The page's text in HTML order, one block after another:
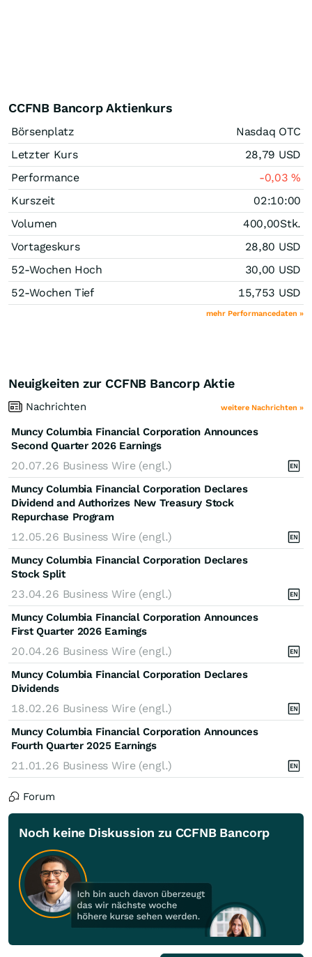
CCFNB Bancorp Aktienkurs
Börsenplatz
Nasdaq OTC
Letzter Kurs
28,79 USD
Performance
-0,03%
Kurszeit
02:10:00
Volumen
400,00Stk.
Vortageskurs
28,80 USD
52-Wochen Hoch
30,00 USD
52-Wochen Tief
15,753 USD
mehr Performancedaten »
Neuigkeiten zur CCFNB Bancorp Aktie
Nachrichten weitere Nachrichten »
Muncy Columbia Financial Corporation Announces
Second Quarter 2026 Earnings
20.07.26 Business Wire (engl.)
Muncy Columbia Financial Corporation Declares
Dividend and Authorizes New Treasury Stock
Repurchase Program
12.05.26 Business Wire (engl.)
Muncy Columbia Financial Corporation Declares
Stock Split
23.04.26 Business Wire (engl.)
Muncy Columbia Financial Corporation Announces
First Quarter 2026 Earnings
20.04.26 Business Wire (engl.)
Muncy Columbia Financial Corporation Declares
Dividends
18.02.26 Business Wire (engl.)
Muncy Columbia Financial Corporation Announces
Fourth Quarter 2025 Earnings
21.01.26 Business Wire (engl.)
Forum
Noch keine Diskussion zu CCFNB Bancorp